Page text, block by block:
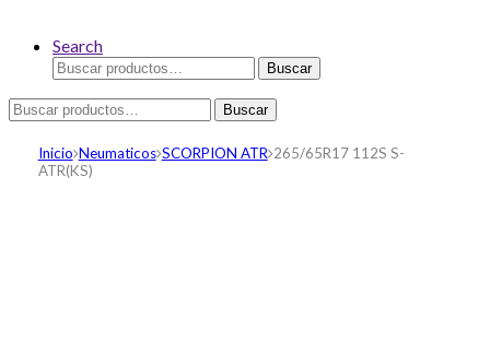
Search
Buscar
por:
Buscar
Buscar
por:
Buscar
Inicio Neumaticos SCORPION ATR 265/65R17 112S S-
ATR(KS)